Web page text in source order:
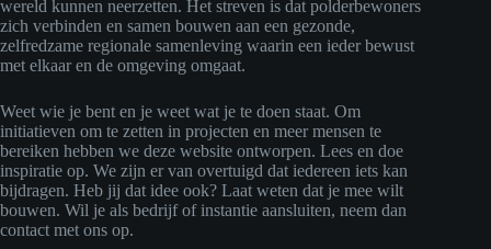
wereld kunnen neerzetten. Het streven is dat polderbewoners
zich verbinden en samen bouwen aan een gezonde,
zelfredzame regionale samenleving waarin een ieder bewust
met elkaar en de omgeving omgaat.
Weet wie je bent en je weet wat je te doen staat. Om
initiatieven om te zetten in projecten en meer mensen te
bereiken hebben we deze website ontworpen. Lees en doe
inspiratie op. We zijn er van overtuigd dat iedereen iets kan
bijdragen. Heb jij dat idee ook? Laat weten dat je mee wilt
bouwen. Wil je als bedrijf of instantie aansluiten, neem dan
contact met ons op.